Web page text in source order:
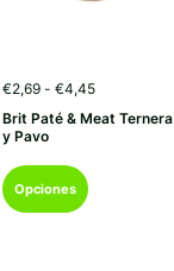
€2,69 - €4,45Rango
precios:
Brit Paté & Meat Ternera
y Pavo
Opciones
Este
producto